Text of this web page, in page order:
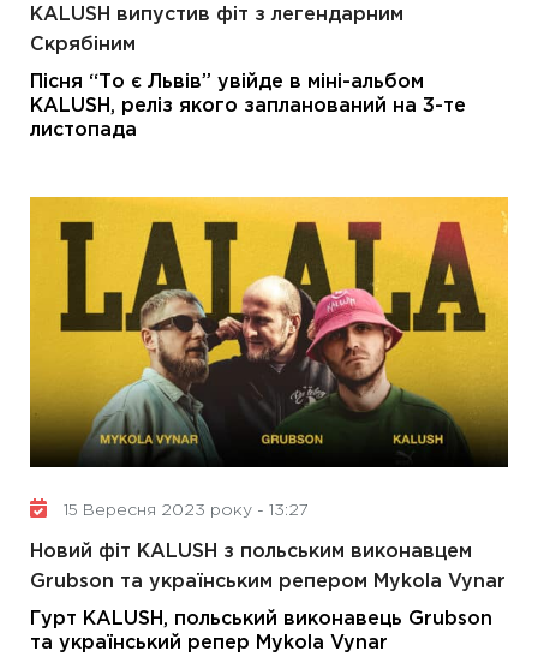
KALUSH випустив фіт з легендарним
Скрябіним
Пісня “То є Львів” увійде в міні-альбом
KALUSH, реліз якого запланований на 3-те
листопада
15 Вересня 2023 року - 13:27
Новий фіт KALUSH з польським виконавцем
Grubson та українським репером Mykola Vynar
Гурт KALUSH, польський виконавець Grubson
та український репер Mykola Vynar